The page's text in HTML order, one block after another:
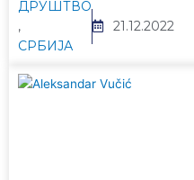
ДРУШТВО
,
СРБИЈА
21.12.2022